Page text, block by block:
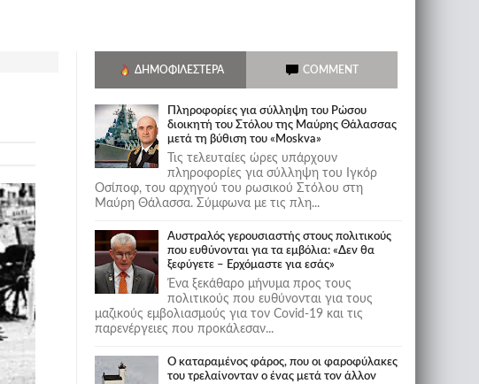
ΔΗΜΟΦΙΛΈΣΤΕΡΑ COMMENT
Πληροφορίες για σύλληψη του Ρώσου
διοικητή του Στόλου της Mαύρης Θάλασσας
μετά τη βύθιση του «Moskva»
Τις τελευταίες ώρες υπάρχουν
πληροφορίες για σύλληψη του Ιγκόρ
Οσίποφ, του αρχηγού του ρωσικού Στόλου στη
Μαύρη Θάλασσα. Σύμφωνα με τις πλη...
Αυστραλός γερουσιαστής στους πολιτικούς
που ευθύνονται για τα εμβόλια: «Δεν θα
ξεφύγετε – Ερχόμαστε για εσάς»
Ένα ξεκάθαρο μήνυμα προς τους
πολιτικούς που ευθύνονται για τους
μαζικούς εμβολιασμούς για τον Covid-19 και τις
παρενέργειες που προκάλεσαν...
Ο καταραμένος φάρος, που οι φαροφύλακες
του τρελαίνονταν ο ένας μετά τον άλλον